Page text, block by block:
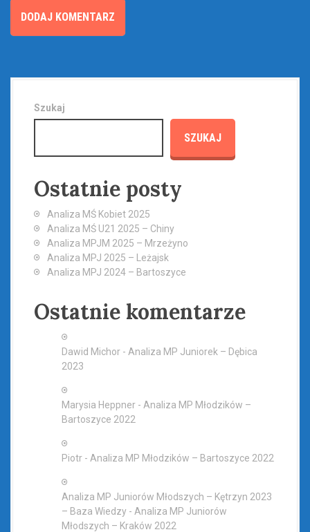
Szukaj
SZUKAJ
Ostatnie posty
Analiza MŚ Kobiet 2025
Analiza MŚ U21 2025 – Chiny
Analiza MPJM 2025 – Mrzeżyno
Analiza MPJ 2025 – Leżajsk
Analiza MPJ 2024 – Bartoszyce
Ostatnie komentarze
Dawid Michor - Analiza MP Juniorek – Dębica
2023
Marysia Heppner - Analiza MP Młodzików –
Bartoszyce 2022
Piotr - Analiza MP Młodzików – Bartoszyce 2022
Analiza MP Juniorów Młodszych – Kętrzyn 2023
– Baza Wiedzy - Analiza MP Juniorów
Młodszych – Kraków 2022